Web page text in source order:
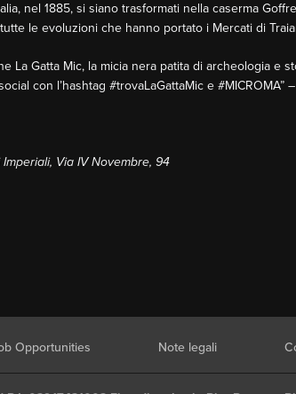
nel 1885, si siano trasformati nella caserma
le evoluzioni che hanno portato i Mercati di
La Gatta Mic, la micia nera patita di archeologia e
con l’hashtag #trovaLaGattaMic e #MICROMA”
Via IV Novembre, 94
Opportunities Note legali